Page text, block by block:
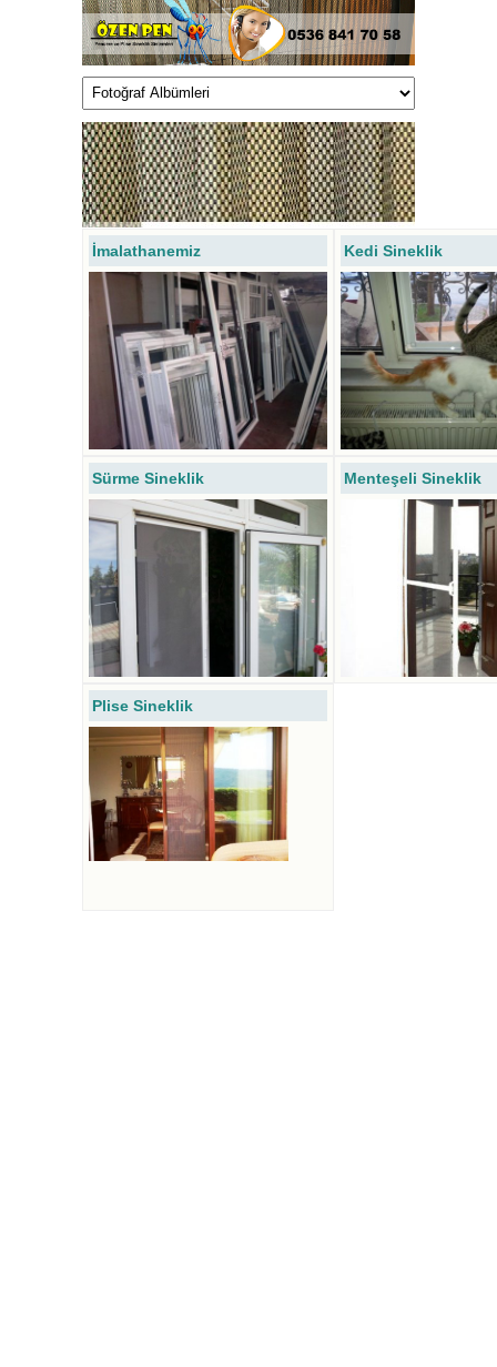
İmalathanemiz Kedi Sineklik
Sürme Sineklik Menteşeli Sineklik
Plise Sineklik